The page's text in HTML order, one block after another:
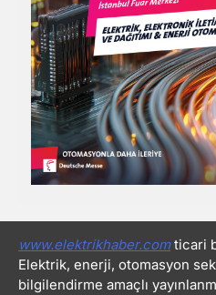
www.elektrikhaber.comticari
Elektrik, enerji, otomasyon
bilgilendirme amaçlı